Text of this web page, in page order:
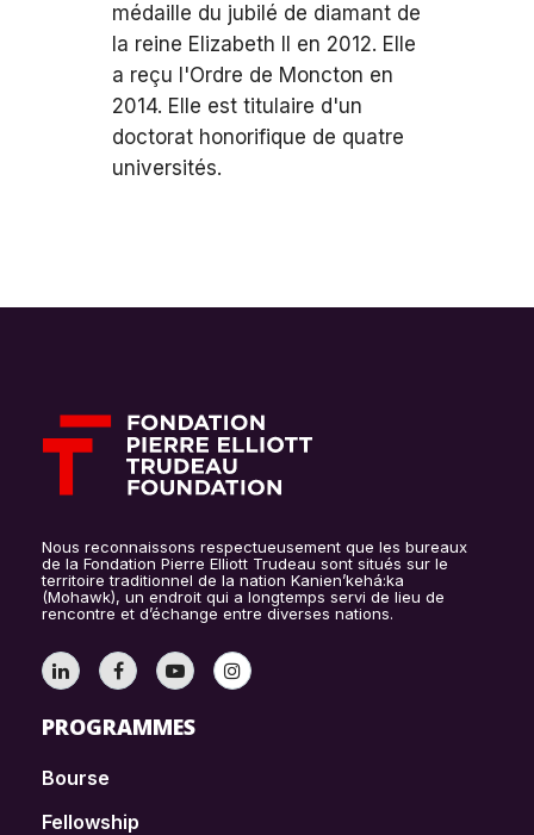
médaille du jubilé de diamant de
la reine Elizabeth II en 2012. Elle
a reçu l'Ordre de Moncton en
2014. Elle est titulaire d'un
doctorat honorifique de quatre
universités.
Nous reconnaissons respectueusement que les bureaux
de la Fondation Pierre Elliott Trudeau sont situés sur le
territoire traditionnel de la nation Kanien’kehá:ka
(Mohawk), un endroit qui a longtemps servi de lieu de
rencontre et d’échange entre diverses nations.
PROGRAMMES
Bourse
Fellowship